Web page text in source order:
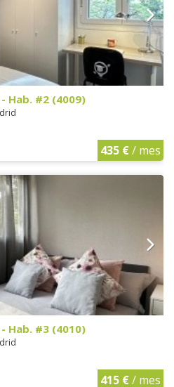
Hab. #2 (4009)
435 €/ mes
Hab. #3 (4010)
415 €/ mes